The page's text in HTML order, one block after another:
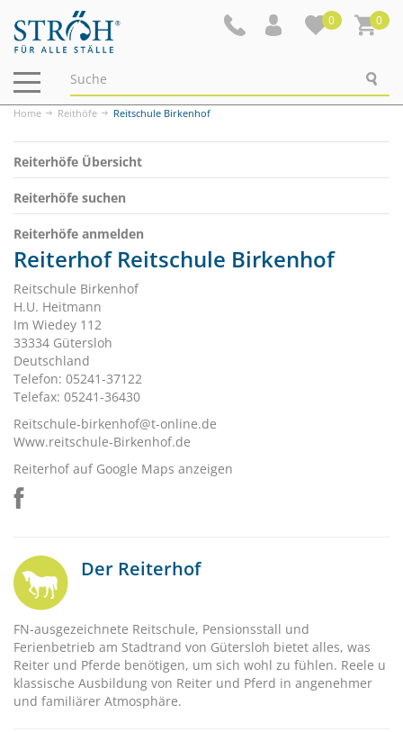
0 0
Navigation
ein-/ausblenden
Home Reithöfe Reitschule Birkenhof
Reiterhöfe Übersicht
Reiterhöfe suchen
Reiterhöfe anmelden
Reiterhof Reitschule Birkenhof
Reitschule Birkenhof
H.U. Heitmann
Im Wiedey 112
33334 Gütersloh
Deutschland
Telefon: 05241-37122
Telefax: 05241-36430
Reitschule-birkenhof@t-online.de
Www.reitschule-Birkenhof.de
Reiterhof auf Google Maps anzeigen
Der Reiterhof
FN-ausgezeichnete Reitschule, Pensionsstall und
Ferienbetrieb am Stadtrand von Gütersloh bietet alles, was
Reiter und Pferde benötigen, um sich wohl zu fühlen. Reele u
klassische Ausbildung von Reiter und Pferd in angenehmer
und familiärer Atmosphäre.